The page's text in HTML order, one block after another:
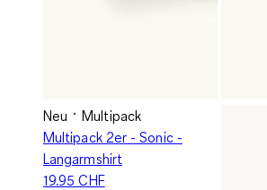
Neu
Multipack
Multipack 2er - Sonic -
Langarmshirt
19.95 CHF